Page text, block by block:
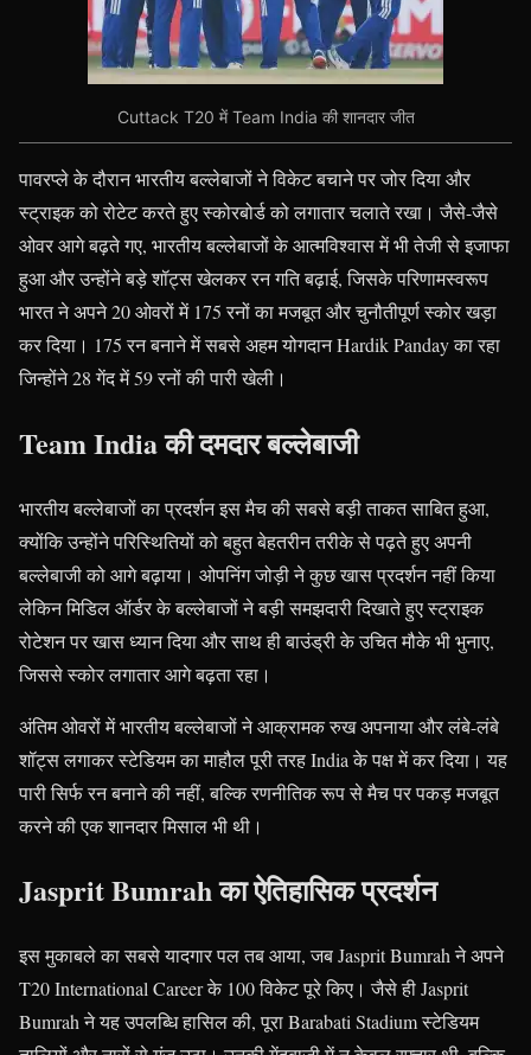
Cuttack T20 में Team India की शानदार जीत
पावरप्ले के दौरान भारतीय बल्लेबाजों ने विकेट बचाने पर जोर दिया और
स्ट्राइक को रोटेट करते हुए स्कोरबोर्ड को लगातार चलाते रखा। जैसे-जैसे
ओवर आगे बढ़ते गए, भारतीय बल्लेबाजों के आत्मविश्वास में भी तेजी से इजाफा
हुआ और उन्होंने बड़े शॉट्स खेलकर रन गति बढ़ाई, जिसके परिणामस्वरूप
भारत ने अपने 20 ओवरों में 175 रनों का मजबूत और चुनौतीपूर्ण स्कोर खड़ा
कर दिया। 175 रन बनाने में सबसे अहम योगदान Hardik Panday का रहा
जिन्होंने 28 गेंद में 59 रनों की पारी खेली।
Team India की दमदार बल्लेबाजी
भारतीय बल्लेबाजों का प्रदर्शन इस मैच की सबसे बड़ी ताकत साबित हुआ,
क्योंकि उन्होंने परिस्थितियों को बहुत बेहतरीन तरीके से पढ़ते हुए अपनी
बल्लेबाजी को आगे बढ़ाया। ओपनिंग जोड़ी ने कुछ खास प्रदर्शन नहीं किया
लेकिन मिडिल ऑर्डर के बल्लेबाजों ने बड़ी समझदारी दिखाते हुए स्ट्राइक
रोटेशन पर खास ध्यान दिया और साथ ही बाउंड्री के उचित मौके भी भुनाए,
जिससे स्कोर लगातार आगे बढ़ता रहा।
अंतिम ओवरों में भारतीय बल्लेबाजों ने आक्रामक रुख अपनाया और लंबे-लंबे
शॉट्स लगाकर स्टेडियम का माहौल पूरी तरह India के पक्ष में कर दिया। यह
पारी सिर्फ रन बनाने की नहीं, बल्कि रणनीतिक रूप से मैच पर पकड़ मजबूत
करने की एक शानदार मिसाल भी थी।
Jasprit Bumrah का ऐतिहासिक प्रदर्शन
इस मुकाबले का सबसे यादगार पल तब आया, जब Jasprit Bumrah ने अपने
T20 International Career के 100 विकेट पूरे किए। जैसे ही Jasprit
Bumrah ने यह उपलब्धि हासिल की, पूरा Barabati Stadium स्टेडियम